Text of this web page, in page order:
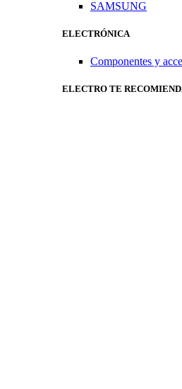
SAMSUNG
ELECTRÓNICA
Componentes y
ELECTRO TE